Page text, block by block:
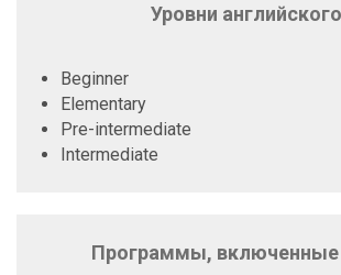
Уровни английского
Beginner
Elementary
Pre-intermediate
Intermediate
Программы, включенные